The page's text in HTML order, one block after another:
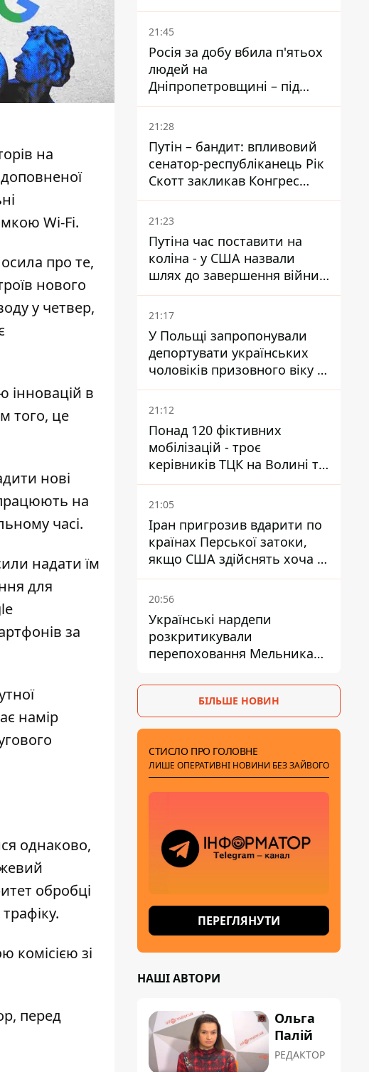
на
Wi-Fi.
про те,
нового
у четвер,
інновацій в
того, це
нові
на
часі.
надати їм
для
за
намір
однаково,
обробці
комісією зі
перед
біль – він очолив народне
голосування
21:45
Росія за добу вбила п'ятьох
людей на
Дніпропетровщині – під
ударами опинилися п'ять
районів області
21:28
Путін – бандит: впливовий
сенатор-республіканець Рік
Скотт закликав Конгрес
притягнути РФ до
відповідальності за війну в
Україні
21:23
Путіна час поставити на
коліна - у США назвали
шлях до завершення війни -
National Security Journal
21:17
У Польщі запропонували
депортувати українських
чоловіків призовного віку -
кого це може торкнутися
21:12
Понад 120 фіктивних
мобілізацій - троє
керівників ТЦК на Волині та
Буковині отримали підозри
за фейкові звіти
21:05
Іран пригрозив вдарити по
країнах Перської затоки,
якщо США здійснять хоча б
одну атаку - Reuters
20:56
Українські нардепи
розкритикували
перепоховання Мельника
ізоляції
БІЛЬШЕ НОВИН
СТИСЛО ПРО ГОЛОВНЕ
ЛИШЕ ОПЕРАТИВНІ НОВИНИ БЕЗ ЗАЙВОГО
ПЕРЕГЛЯНУТИ
НАШІ АВТОРИ
Ольга
Палій
РЕДАКТОР